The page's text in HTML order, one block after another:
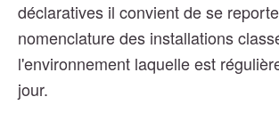
déclaratives il convient de se
nomenclature des installations
l'environnement laquelle est
jour.